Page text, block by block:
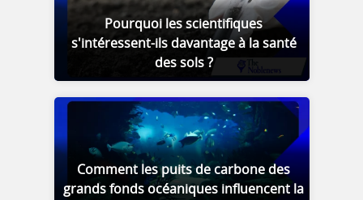
Pourquoi les scientifiques
s'intéressent-ils davantage à la santé
des sols ?
Comment les puits de carbone des
grands fonds océaniques influencent la